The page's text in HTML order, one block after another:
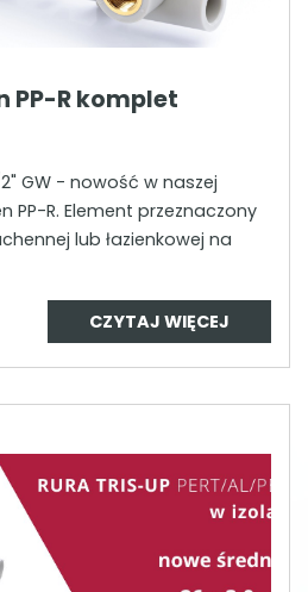
PP-R komplet
GW - nowość w naszej
PP-R. Element przeznaczony
lub łazienkowej na
CZYTAJ WIĘCEJ